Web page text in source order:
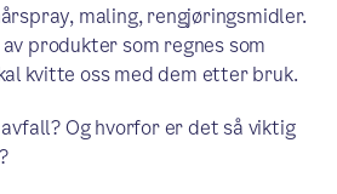
maling, rengjøringsmidler.
produkter som regnes som
kvitte oss med dem etter bruk.
Og hvorfor er det så viktig